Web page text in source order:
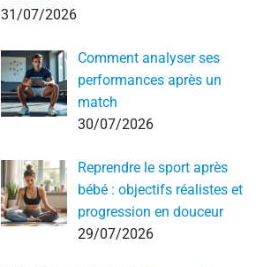
31/07/2026
Comment analyser ses
performances après un
match
30/07/2026
Reprendre le sport après
bébé : objectifs réalistes et
progression en douceur
29/07/2026